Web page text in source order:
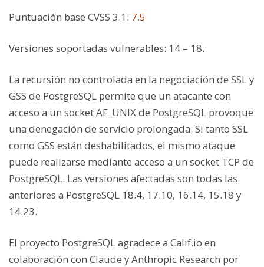
Puntuación base CVSS 3.1 : 7.5
Versiones soportadas vulnerables: 14 – 18.
La recursión no controlada en la negociación de SSL y
GSS de PostgreSQL permite que un atacante con
acceso a un socket AF_UNIX de PostgreSQL provoque
una denegación de servicio prolongada. Si tanto SSL
como GSS están deshabilitados, el mismo ataque
puede realizarse mediante acceso a un socket TCP de
PostgreSQL. Las versiones afectadas son todas las
anteriores a PostgreSQL 18.4, 17.10, 16.14, 15.18 y
14.23.
El proyecto PostgreSQL agradece a Calif.io en
colaboración con Claude y Anthropic Research por